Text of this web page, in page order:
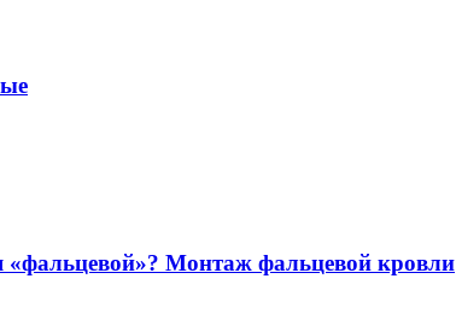
Монтаж фальцевой кровли